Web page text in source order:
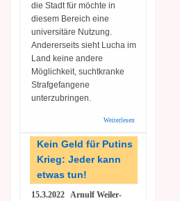
die Stadt für möchte in
diesem Bereich eine
universitäre Nutzung.
Andererseits sieht Lucha im
Land keine andere
Möglichkeit, suchtkranke
Strafgefangene
unterzubringen.
Weiterlesen
Kein Geld für Putins
Krieg: Jeder kann
etwas tun!
15.3.2022 Arnulf Weiler-